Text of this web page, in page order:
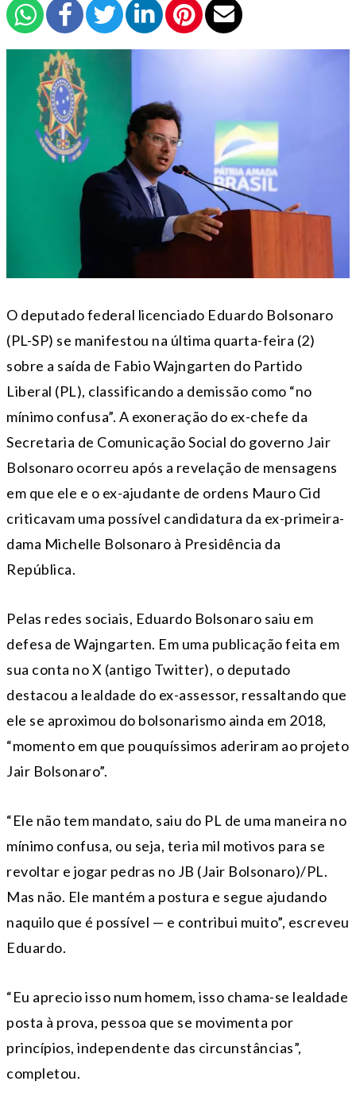
O deputado federal licenciado Eduardo Bolsonaro
(PL-SP) se manifestou na última quarta-feira (2)
sobre a saída de Fabio Wajngarten do Partido
Liberal (PL), classificando a demissão como “no
mínimo confusa”. A exoneração do ex-chefe da
Secretaria de Comunicação Social do governo Jair
Bolsonaro ocorreu após a revelação de mensagens
em que ele e o ex-ajudante de ordens Mauro Cid
criticavam uma possível candidatura da ex-primeira-
dama Michelle Bolsonaro à Presidência da
República.
Pelas redes sociais, Eduardo Bolsonaro saiu em
defesa de Wajngarten. Em uma publicação feita em
sua conta no X (antigo Twitter), o deputado
destacou a lealdade do ex-assessor, ressaltando que
ele se aproximou do bolsonarismo ainda em 2018,
“momento em que pouquíssimos aderiram ao projeto
Jair Bolsonaro”.
“Ele não tem mandato, saiu do PL de uma maneira no
mínimo confusa, ou seja, teria mil motivos para se
revoltar e jogar pedras no JB (Jair Bolsonaro)/PL.
Mas não. Ele mantém a postura e segue ajudando
naquilo que é possível — e contribui muito”, escreveu
Eduardo.
“Eu aprecio isso num homem, isso chama-se lealdade
posta à prova, pessoa que se movimenta por
princípios, independente das circunstâncias”,
completou.